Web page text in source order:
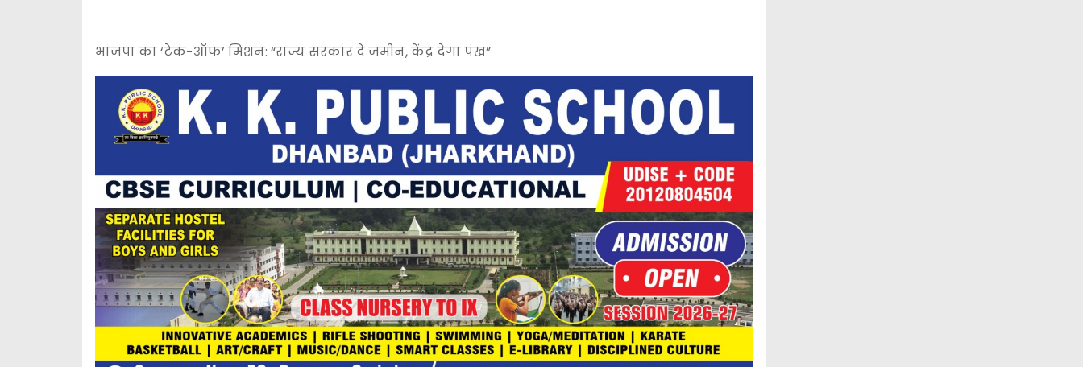
भाजपा का ‘टेक-ऑफ’ मिशन: “राज्य सरकार दे जमीन, केंद्र देगा पंख”